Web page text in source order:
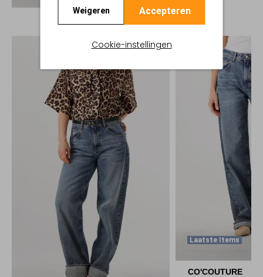
Weigeren Accepteren
Cookie-instellingen
Laatste Items
CO'COUTURE